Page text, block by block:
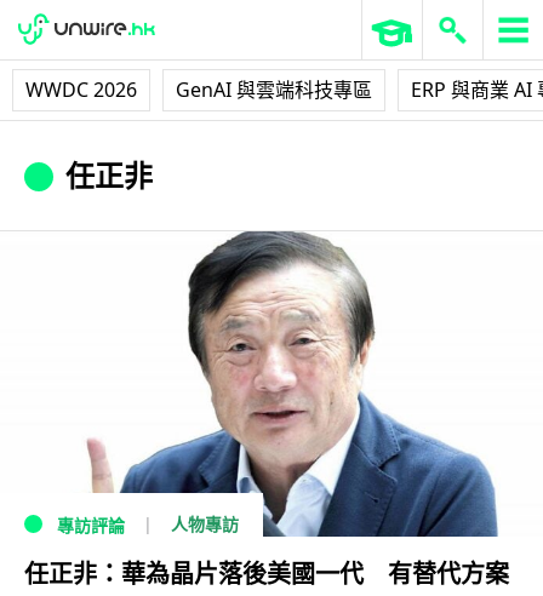
WWDC 2026 GenAI 與雲端科技專區 ERP 與商業 AI
任正非
專訪評論 人物專訪
任正非：華為晶片落後美國一代 有替代方案